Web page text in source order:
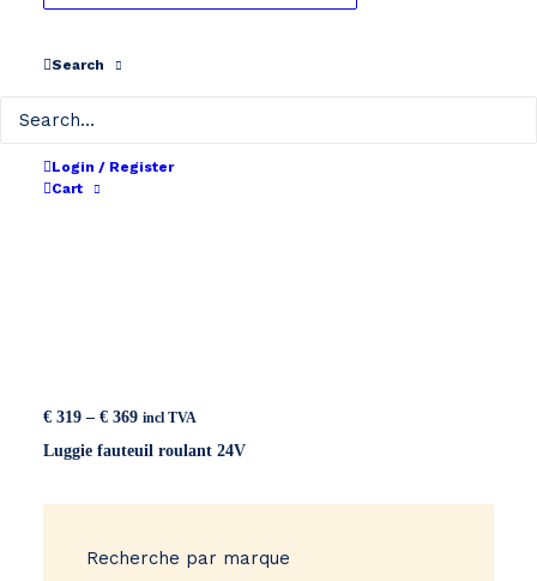
Search
Login / Register
Cart
€ 319 – € 369Price
€ 319
incl TVA
Luggie fauteuil roulant 24V
Recherche par marque